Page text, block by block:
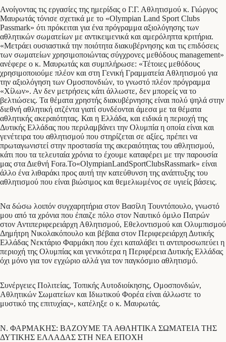
Ανοίγοντας τις εργασίες της ημερίδας ο Γ.Γ. Αθλητισμού κ. Γιώργος
Μαυρωτάς τόνισε σχετικά με το «Olympian Land Sport Clubs
Passmark» ότι πρόκειται για ένα πρόγραμμα αξιολόγησης των
αθλητικών σωματείων με αντικειμενικά και αμερόληπτα κριτήρια.
«Μετράει ουσιαστικά την ποιότητα διακυβέρνησης και τις επιδόσεις
των σωματείων χρησιμοποιώντας σύγχρονες μεθόδους management»
ανέφερε ο κ. Μαυρωτάς και συμπλήρωσε: «Τέτοιες μεθόδους
χρησιμοποιούμε πλέον και στη Γενική Γραμματεία Αθλητισμού για
την αξιολόγηση των Ομοσπονδιών, το γνωστό πλέον πρόγραμμα
«Χίλων». Αν δεν μετρήσεις κάτι άλλωστε, δεν μπορείς να το
βελτιώσεις. Τα θέματα χρηστής διακυβέρνησης είναι πολύ ψηλά στην
διεθνή αθλητική ατζέντα γιατί συνδέονται άμεσα με τα θέματα
αθλητικής ακεραιότητας. Και η Ελλάδα, και ειδικά η περιοχή της
Δυτικής Ελλάδας που περιλαμβάνει την Ολυμπία η οποία είναι και
γενέτειρα του αθλητισμού που στηρίζεται σε αξίες, πρέπει να
πρωταγωνιστεί στην προστασία της ακεραιότητας του αθλητισμού,
κάτι που τα τελευταία χρόνια το έχουμε καταφέρει με την παρουσία
μας στα Διεθνή Fora.To«OlympianLandSportClubsRassmark» είναι
άλλο ένα λιθαράκι προς αυτή την κατεύθυνση της ανάπτυξης του
αθλητισμού που είναι βιώσιμος και θεμελιωμένος σε υγιείς βάσεις.
Να δώσω λοιπόν συγχαρητήρια στον Βασίλη Τουντόπουλο, γνωστό
μου από τα χρόνια που έπαιζε πόλο στον Ναυτικό όμιλο Πατρών
στον Αντιπεριφερειάρχη Αθλητισμού, Εθελοντισμού και Ολυμπισμού
Δημήτρη Νικολακόπουλο και βέβαια στον Περιφερειάρχη Δυτικής
Ελλάδας Νεκτάριο Φαρμάκη που έχει καταλάβει τι αντιπροσωπεύει η
περιοχή της Ολυμπίας και γενικότερα η Περιφέρεια Δυτικής Ελλάδας
όχι μόνο για τον εγχώριο αλλά για τον παγκόσμιο αθλητισμό.
Συνέργειες Πολιτείας, Τοπικής Αυτοδιοίκησης, Ομοσπονδιών,
Αθλητικών Σωματείων και Ιδιωτικού Φορέα είναι άλλωστε το
μυστικό της επιτυχίας», κατέληξε ο κ. Μαυρωτάς.
Ν. ΦΑΡΜΑΚΗΣ: ΒΑΖΟΥΜΕ ΤΑ ΑΘΛΗΤΙΚΑ ΣΩΜΑΤΕΙΑ ΤΗΣ
ΔΥΤΙΚΗΣ ΕΛΛΑΔΑΣ ΣΤΗ ΝΕΑ ΕΠΟΧΗ